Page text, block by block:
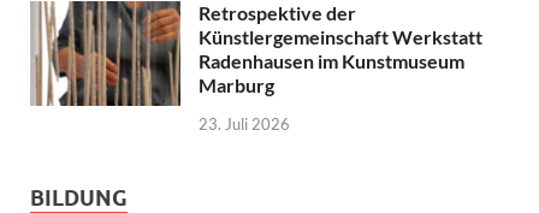
Retrospektive der
Künstlergemeinschaft Werkstatt
Radenhausen im Kunstmuseum
Marburg
23. Juli 2026
BILDUNG